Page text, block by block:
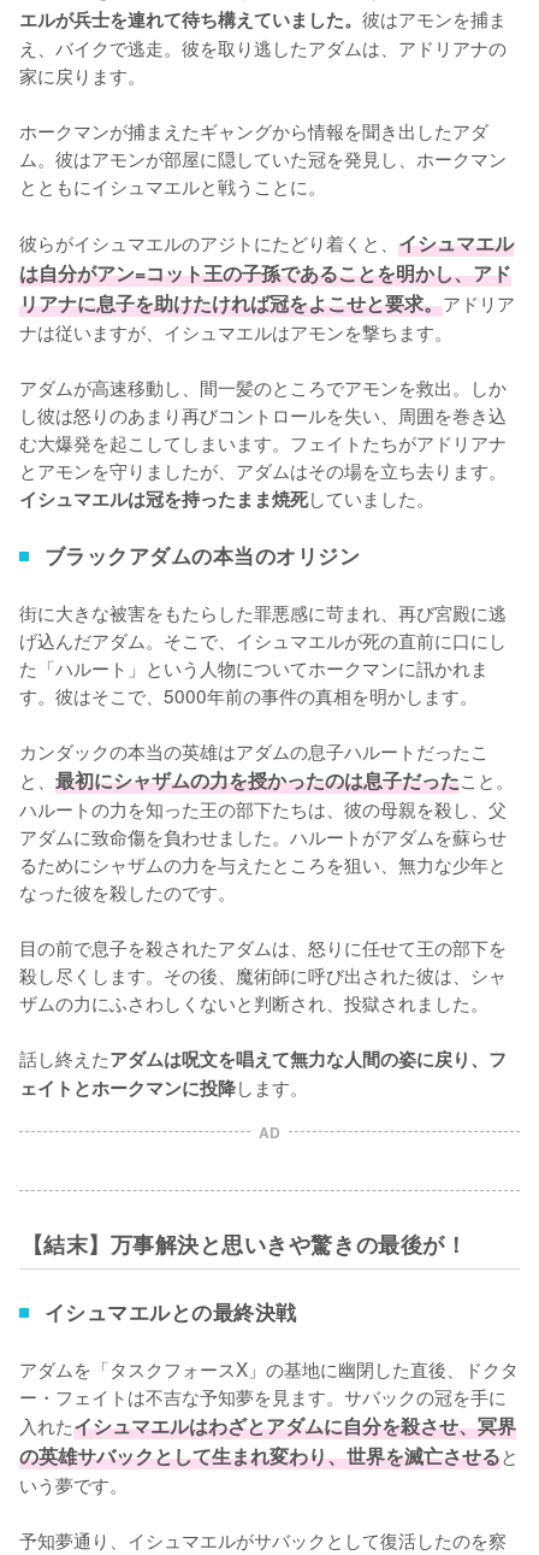
エルが兵士を連れて待ち構えていました。 彼はアモンを捕ま
え、バイクで逃走。彼を取り逃したアダムは、アドリアナの
家に戻ります。
ホークマンが捕まえたギャングから情報を聞き出したアダ
ム。彼はアモンが部屋に隠していた冠を発見し、ホークマン
とともにイシュマエルと戦うことに。
彼らがイシュマエルのアジトにたどり着くと、 イシュマエル
は自分がアン=コット王の子孫であることを明かし、アド
リアナに息子を助けたければ冠をよこせと要求。アドリア
ナは従いますが、イシュマエルはアモンを撃ちます。
アダムが高速移動し、間一髪のところでアモンを救出。しか
し彼は怒りのあまり再びコントロールを失い、周囲を巻き込
む大爆発を起こしてしまいます。フェイトたちがアドリアナ
とアモンを守りましたが、アダムはその場を立ち去ります。
イシュマエルは冠を持ったまま焼死していました。
ブラックアダムの本当のオリジン
街に大きな被害をもたらした罪悪感に苛まれ、再び宮殿に逃
げ込んだアダム。そこで、イシュマエルが死の直前に口にし
た「ハルート」という人物についてホークマンに訊かれま
す。彼はそこで、5000年前の事件の真相を明かします。
カンダックの本当の英雄はアダムの息子ハルートだったこ
と、 最初にシャザムの力を授かったのは息子だったこと。
ハルートの力を知った王の部下たちは、彼の母親を殺し、父
アダムに致命傷を負わせました。ハルートがアダムを蘇らせ
るためにシャザムの力を与えたところを狙い、無力な少年と
なった彼を殺したのです。
目の前で息子を殺されたアダムは、怒りに任せて王の部下を
殺し尽くします。その後、魔術師に呼び出された彼は、シャ
ザムの力にふさわしくないと判断され、投獄されました。
話し終えたアダムは呪文を唱えて無力な人間の姿に戻り、フ
ェイトとホークマンに投降します。
AD
【結末】万事解決と思いきや驚きの最後が！
イシュマエルとの最終決戦
アダムを「タスクフォースX」の基地に幽閉した直後、ドクタ
ー・フェイトは不吉な予知夢を見ます。サバックの冠を手に
入れたイシュマエルはわざとアダムに自分を殺させ、冥界
の英雄サバックとして生まれ変わり、世界を滅亡させると
いう夢です。
予知夢通り、イシュマエルがサバックとして復活したのを察